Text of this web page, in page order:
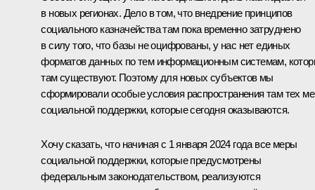
в новых регионах. Дело в том, что внедрение принципов
социального казначейства там пока временно затруднено
в силу того, что базы не оцифрованы, у нас нет единых
форматов данных по тем информационным системам,
там существуют. Поэтому для новых субъектов мы
сформировали особые условия распространения там тех
социальной поддержки, которые сегодня оказываются.
Хочу сказать, что начиная с 1 января 2024 года все меры
социальной поддержки, которые предусмотрены
федеральным законодательством, реализуются